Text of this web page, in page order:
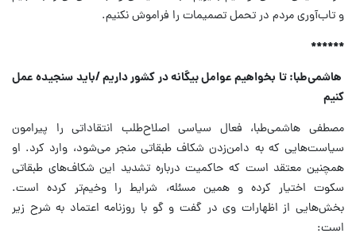
و تاب‌آوری مردم در تحمل تصمیمات را فراموش نکنیم.
******
هاشمی‌طبا: تا بخواهیم عوامل بیگانه در کشور داریم /باید سنجیده عمل
کنیم
مصطفی هاشمی‌طبا، فعال سیاسی اصلاح‌طلب انتقاداتی را پیرامون
سیاست‌هایی که به دامن‌زدن شکاف طبقاتی منجر می‌شود، وارد کرد. او
همچنین معتقد است که حاکمیت درباره تشدید این شکاف‌های طبقاتی
سکوت اختیار کرده و همین مسئله، شرایط را وخیم‌تر کرده است.
بخش‌هایی از اظهارات وی در گفت و گو با روزنامه اعتماد به شرح زیر
است: